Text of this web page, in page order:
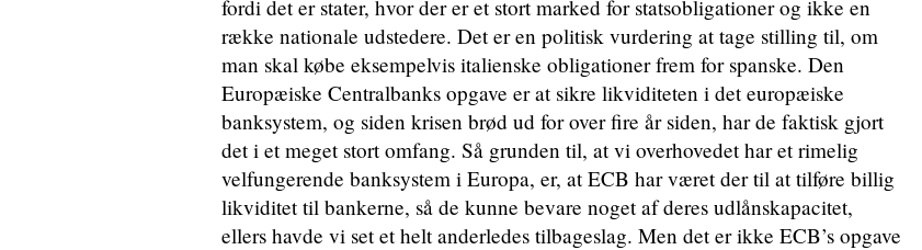
fordi det er stater, hvor der er et stort marked for statsobligationer og ikke en
række nationale udstedere. Det er en politisk vurdering at tage stilling til, om
man skal købe eksempelvis italienske obligationer frem for spanske. Den
Europæiske Centralbanks opgave er at sikre likviditeten i det europæiske
banksystem, og siden krisen brød ud for over fire år siden, har de faktisk gjort
det i et meget stort omfang. Så grunden til, at vi overhovedet har et rimelig
velfungerende banksystem i Europa, er, at ECB har været der til at tilføre billig
likviditet til bankerne, så de kunne bevare noget af deres udlånskapacitet,
ellers havde vi set et helt anderledes tilbageslag. Men det er ikke ECB’s opgave